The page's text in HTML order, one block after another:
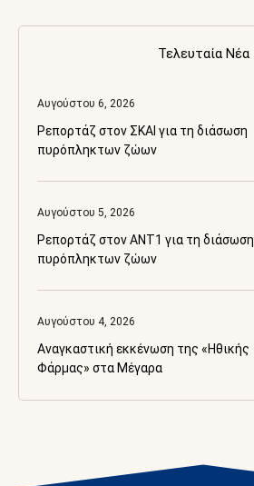
Τελευταία Νέα
Αυγούστου 6, 2026
Ρεπορτάζ στον ΣΚΑΙ για τη διάσωση
πυρόπληκτων ζώων
Αυγούστου 5, 2026
Ρεπορτάζ στον ANT1 για τη διάσωση
πυρόπληκτων ζώων
Αυγούστου 4, 2026
Αναγκαστική εκκένωση της «Ηθικής
Φάρμας» στα Μέγαρα